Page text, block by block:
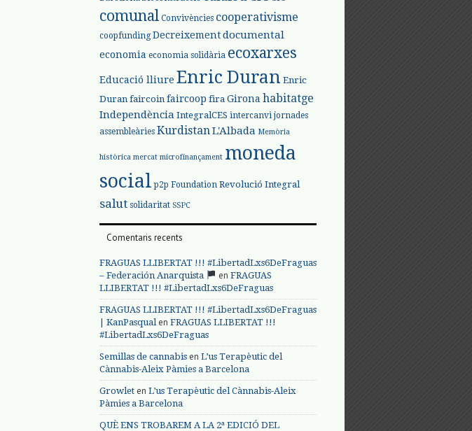
comunal Convivències cooperativisme
coopfunding Decreixementdocumental
economia economia solidària ecoxarxes
Educació lliure Enric Duran Enric
Duran faircoin faircoop fira Girona habitatge
Independència IntegralCES intercanvi jornades
assembleàries Kurdistan L'Albada Memòria
històrica mercat microfinançament moneda
social p2p Foundation Revolució Integral
salut solidaritat SSPC
Comentaris recents
FRAGUAS LLIBERTAT !!! #LibertadLxs6DeFraguas
– Federación Anarquista
en FRAGUAS
LLIBERTAT !!! #LibertadLxs6DeFraguas
FRAGUAS LLIBERTAT !!! #LibertadLxs6DeFraguas
| KanPasqualen FRAGUAS LLIBERTAT !!!
#LibertadLxs6DeFraguas
Semillas de cannabis en L’us Terapèutic del
Cànnabis-Aleix Pàmies a Barcelona
Growlet en L’us Terapèutic del Cànnabis-Aleix
Pàmies a Barcelona
QUÈ ENS TROBAREM A LA 2ª EDICIÓ DEL